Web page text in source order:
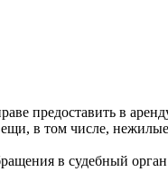
предоставить в
в том числе,
в судебный